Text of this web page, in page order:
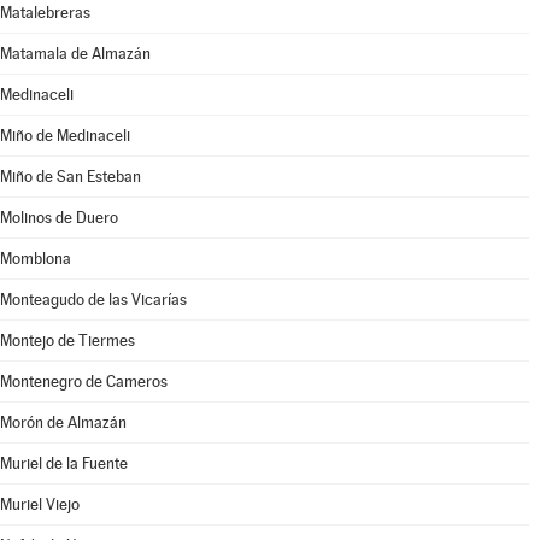
Matalebreras
Matamala de Almazán
Medinaceli
Miño de Medinaceli
Miño de San Esteban
Molinos de Duero
Momblona
Monteagudo de las Vicarías
Montejo de Tiermes
Montenegro de Cameros
Morón de Almazán
Muriel de la Fuente
Muriel Viejo